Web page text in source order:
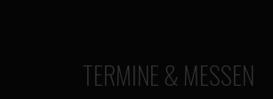
TERMINE & MESSEN